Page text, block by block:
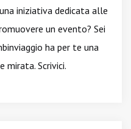
iniziativa dedicata alle
un evento? Sei
ha per te una
mirata. Scrivici.